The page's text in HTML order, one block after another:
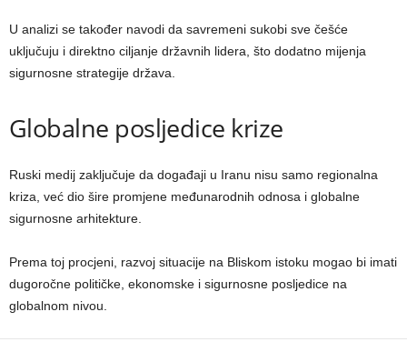
U analizi se također navodi da savremeni sukobi sve češće
uključuju i direktno ciljanje državnih lidera, što dodatno mijenja
sigurnosne strategije država.
Globalne posljedice krize
Ruski medij zaključuje da događaji u Iranu nisu samo regionalna
kriza, već dio šire promjene međunarodnih odnosa i globalne
sigurnosne arhitekture.
Prema toj procjeni, razvoj situacije na Bliskom istoku mogao bi imati
dugoročne političke, ekonomske i sigurnosne posljedice na
globalnom nivou.